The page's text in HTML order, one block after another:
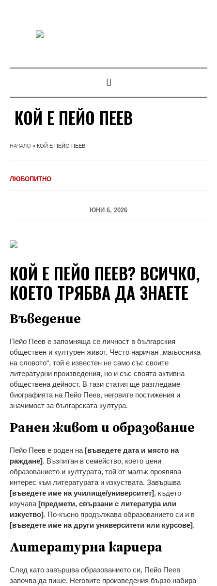
КОЙ Е ПЕЙО ПЕЕВ
НАЧАЛО » КОЙ Е ПЕЙО ПЕЕВ
ЛЮБОПИТНО
ЮНИ 6, 2026
КОЙ Е ПЕЙО ПЕЕВ? ВСИЧКО,
КОЕТО ТРЯБВА ДА ЗНАЕТЕ
Въведение
Пейо Пеев е запомняща се личност в българския
обществен и културен живот. Често наричан „магьосника
на словото“, той е известен не само със своите
литературни произведения, но и със своята активна
обществена дейност. В тази статия ще разгледаме
биографията на Пейо Пеев, неговите постижения и
значимост за българската култура.
Ранен живот и образование
Пейо Пеев е роден на [въведете дата и място на
раждане]. Възпитан в семейство, което цени
образованието и културата, той от малък проявява
интерес към литературата и изкуствата. Завършва
[въведете име на училище/университет], където
изучава [предмети, свързани с литература или
изкуство]. По-късно продължава образованието си и в
[въведете име на други университети или курсове].
Литературна кариера
След като завършва образованието си, Пейо Пеев
започва да пише. Неговите произведения бързо набира